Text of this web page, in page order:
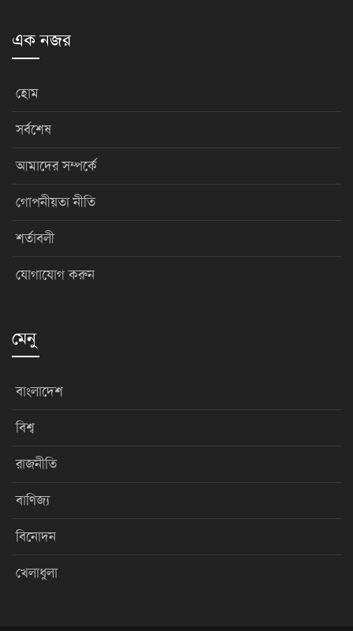
এক নজর
হোম
সর্বশেষ
আমাদের সম্পর্কে
গোপনীয়তা নীতি
শর্তাবলী
যোগাযোগ করুন
মেনু
বাংলাদেশ
বিশ্ব
রাজনীতি
বাণিজ্য
বিনোদন
খেলাধুলা